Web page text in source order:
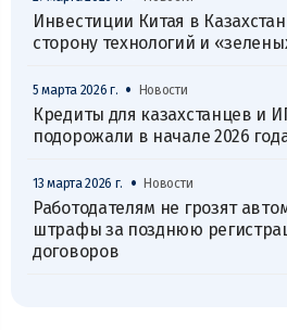
Инвестиции Китая в
сторону технологий и
5 марта 2026 г. • Новости
Кредиты для казахстанцев и
подорожали в начале 2026
13 марта 2026 г. • Новости
Работодателям не грозят
штрафы за позднюю
договоров